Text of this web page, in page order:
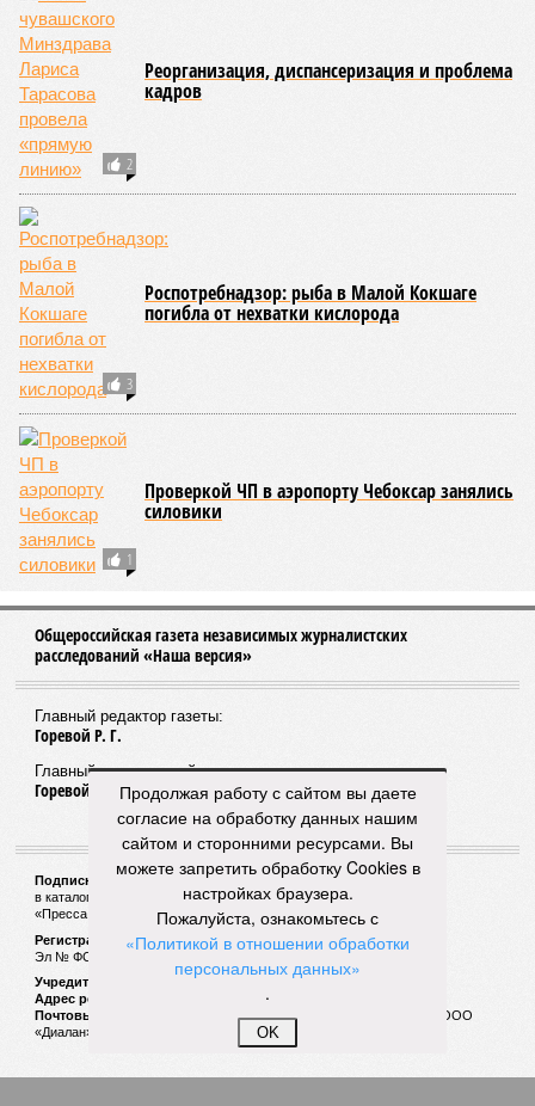
2
Реорганизация, диспансеризация и проблема
кадров
3
Роспотребнадзор: рыба в Малой Кокшаге
погибла от нехватки кислорода
1
Проверкой ЧП в аэропорту Чебоксар занялись
силовики
Общероссийская газета независимых журналистских
расследований «Наша версия»
Главный редактор газеты:
Горевой Р. Г.
Главный редактор сайта:
Горевой Р. Г.
Подписной индекс газеты «Наша версия»:
в каталоге «Почта России» —99266
«Пресса России» (зелёный) —41522
Регистрационный номер Роскомнадзора
Эл № ФС77-53847 от 26.04.2013.
Учредитель ООО «Версия»
Адрес редакции:
123100, Россия, Москва, улица 1905 года, 7с1
Почтовый адрес редакции:
123022, Россия, Москва, а/я 29. для ООО
«Диалан»
Продолжая работу с сайтом вы даете
согласие на обработку данных нашим
сайтом и сторонними ресурсами. Вы
можете запретить обработку Cookies в
настройках браузера.
Пожалуйста, ознакомьтесь с
«Политикой в отношении обработки
персональных данных»
.
OK